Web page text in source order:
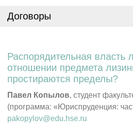
Договоры
Распорядительная власть
отношении предмета
простираются пределы?
Павел Копылов, студент
(программа: «Юриспруденция:
pakopylov@edu.hse.ru